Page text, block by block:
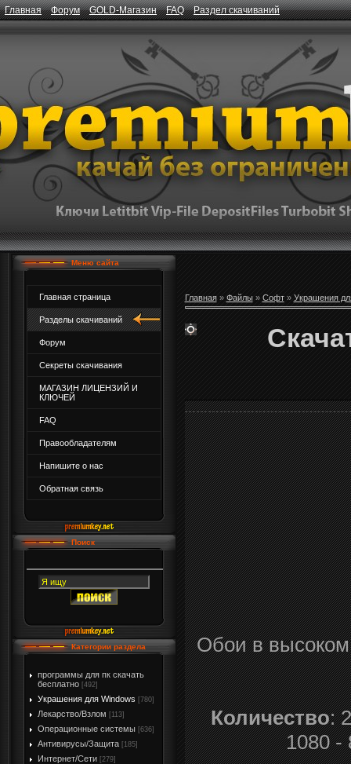
Главная Форум GOLD-Магазин FAQ Раздел скачиваний
Меню сайта
Главная страница
Разделы скачиваний
Форум
Секреты скачивания
МАГАЗИН ЛИЦЕНЗИЙ И
КЛЮЧЕЙ
FAQ
Правообладателям
Напишите о нас
Обратная связь
Поиск
Категории раздела
программы для пк скачать
бесплатно [492]
Украшения для Windows [780]
Лекарство/Взлом [113]
Операционные системы [636]
Антивирусы/Защита [185]
Интернет/Сети [279]
Главная» Файлы» Софт» Украшения
Обои в
Количество:
1080 -